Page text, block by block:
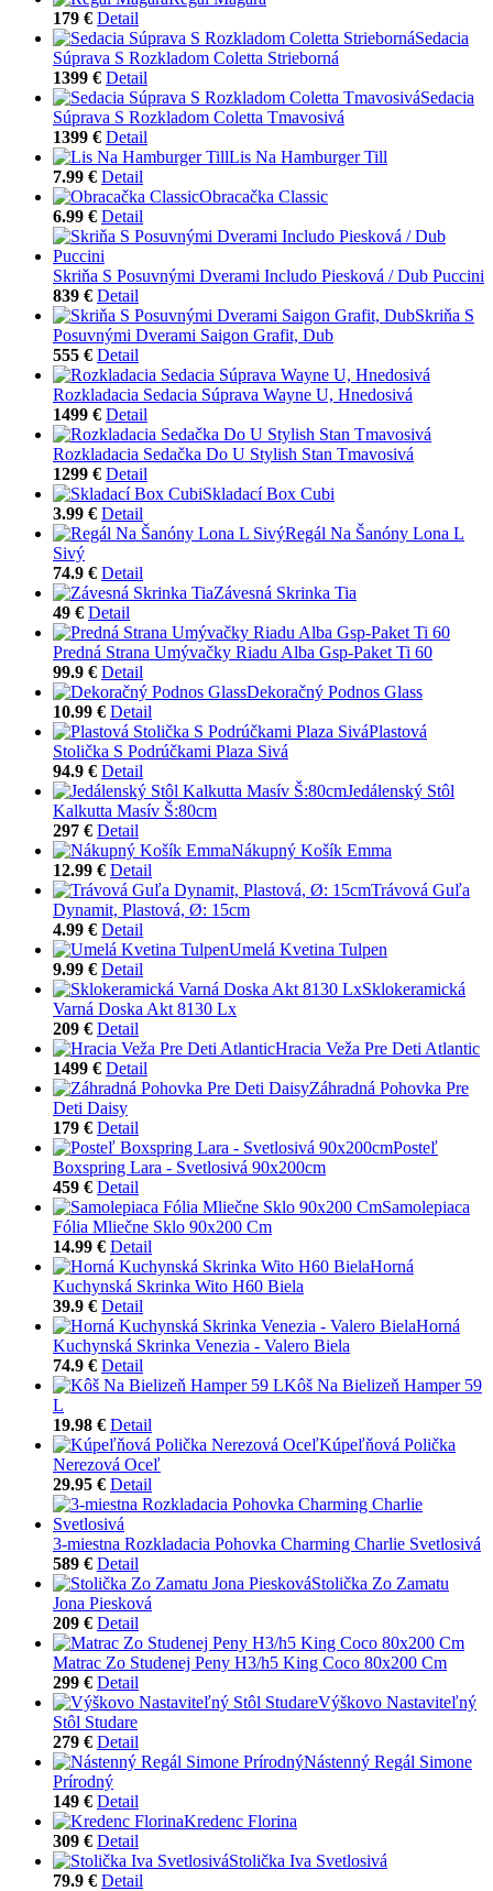
179 € Detail
Sedacia
Súprava S Rozkladom Coletta Strieborná
1399 € Detail
Sedacia
Súprava S Rozkladom Coletta Tmavosivá
1399 € Detail
Lis Na Hamburger Till
7.99 € Detail
Obracačka Classic
6.99 € Detail
Skriňa S Posuvnými Dverami Includo Piesková / Dub Puccini
839 € Detail
Skriňa S
Posuvnými Dverami Saigon Grafit, Dub
555 € Detail
Rozkladacia Sedacia Súprava Wayne U, Hnedosivá
1499 € Detail
Rozkladacia Sedačka Do U Stylish Stan Tmavosivá
1299 € Detail
Skladací Box Cubi
3.99 € Detail
Regál Na Šanóny Lona L
Sivý
74.9 € Detail
Závesná Skrinka Tia
49 € Detail
Predná Strana Umývačky Riadu Alba Gsp-Paket Ti 60
99.9 € Detail
Dekoračný Podnos Glass
10.99 € Detail
Plastová
Stolička S Podrúčkami Plaza Sivá
94.9 € Detail
Jedálenský Stôl
Kalkutta Masív Š:80cm
297 € Detail
Nákupný Košík Emma
12.99 € Detail
Trávová Guľa
Dynamit, Plastová, Ø: 15cm
4.99 € Detail
Umelá Kvetina Tulpen
9.99 € Detail
Sklokeramická
Varná Doska Akt 8130 Lx
209 € Detail
Hracia Veža Pre Deti Atlantic
1499 € Detail
Záhradná Pohovka Pre
Deti Daisy
179 € Detail
Posteľ
Boxspring Lara - Svetlosivá 90x200cm
459 € Detail
Samolepiaca
Fólia Mliečne Sklo 90x200 Cm
14.99 € Detail
Horná
Kuchynská Skrinka Wito H60 Biela
39.9 € Detail
Horná
Kuchynská Skrinka Venezia - Valero Biela
74.9 € Detail
Kôš Na Bielizeň Hamper 59
L
19.98 € Detail
Kúpeľňová Polička
Nerezová Oceľ
29.95 € Detail
3-miestna Rozkladacia Pohovka Charming Charlie Svetlosivá
589 € Detail
Stolička Zo Zamatu
Jona Piesková
209 € Detail
Matrac Zo Studenej Peny H3/h5 King Coco 80x200 Cm
299 € Detail
Výškovo Nastaviteľný
Stôl Studare
279 € Detail
Nástenný Regál Simone
Prírodný
149 € Detail
Kredenc Florina
309 € Detail
Stolička Iva Svetlosivá
79.9 € Detail